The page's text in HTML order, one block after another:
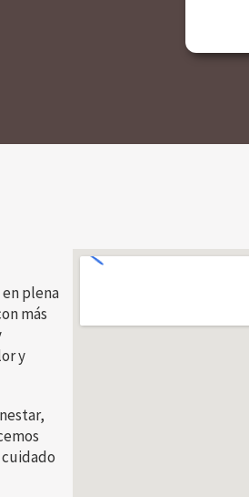
plena
más
y